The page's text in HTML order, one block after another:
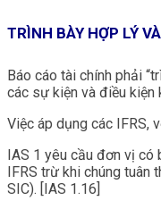
TRÌNH BÀY HỢP LÝ
Báo cáo tài chính phải
các sự kiện và điều kiện
Việc áp dụng các IFRS,
IAS 1 yêu cầu đơn vị
IFRS trừ khi chúng
SIC). [IAS 1.16]